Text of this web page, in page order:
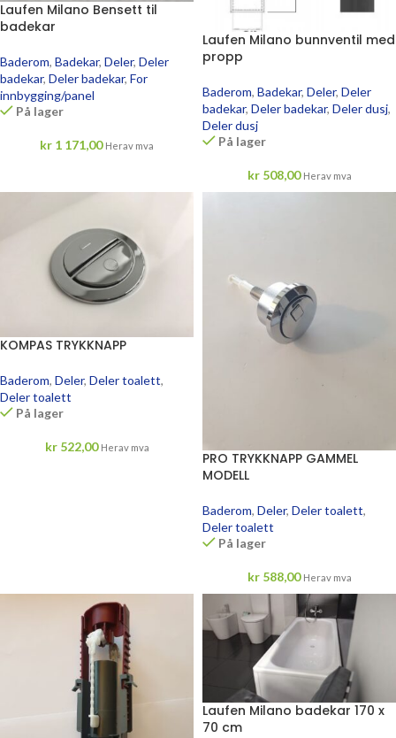
Laufen Milano Bensett til
badekar
Baderom, Badekar, Deler, Deler
badekar, Deler badekar, For
innbygging/panel
På lager
kr 1 171,00 Herav mva
Laufen Milano bunnventil med
propp
Baderom, Badekar, Deler, Deler
badekar, Deler badekar, Deler dusj,
Deler dusj
På lager
kr508,00 Herav mva
KOMPAS TRYKKNAPP
Baderom, Deler, Deler toalett,
Deler toalett
På lager
kr522,00 Herav mva
PRO TRYKKNAPP GAMMEL
MODELL
Baderom, Deler, Deler toalett,
Deler toalett
På lager
kr588,00 Herav mva
Laufen Milano badekar 170 x
70 cm